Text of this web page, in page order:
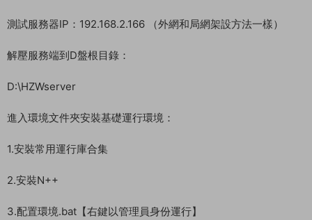
測試服務器IP：192.168.2.166 （外網和局網架設方法一樣）
解壓服務端到D盤根目錄：
D:\HZWserver
進入環境文件夾安裝基礎運行環境：
1.安裝常用運行庫合集
2.安裝N++
3.配置環境.bat【右鍵以管理員身份運行】